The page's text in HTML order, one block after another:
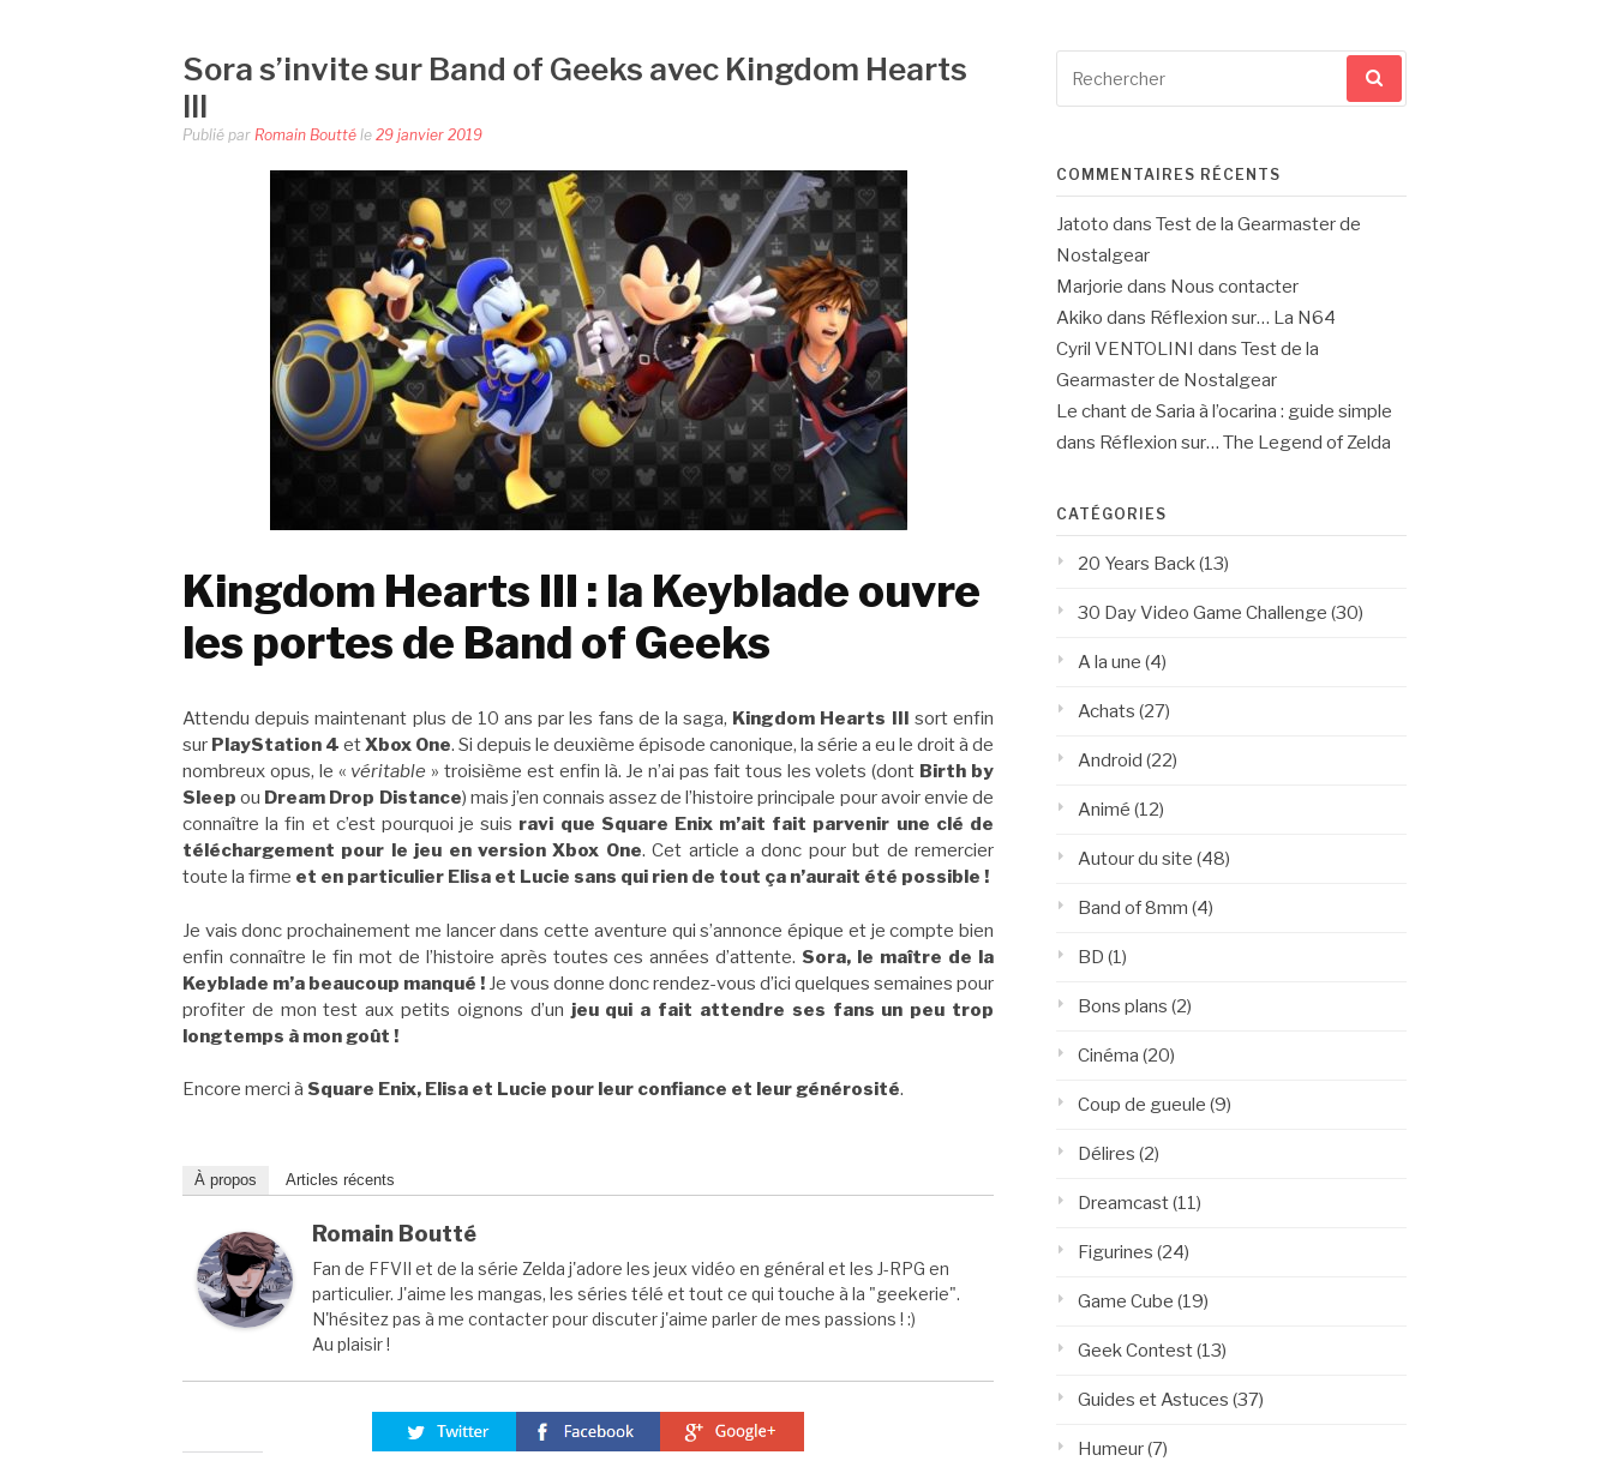
Sora s’invite sur Band of Geeks avec Kingdom Hearts
III
Publié par Romain Boutté le 29 janvier 2019
Kingdom Hearts III : la Keyblade ouvre
les portes de Band of Geeks
Attendu depuis maintenant plus de 10 ans par les fans de la saga, Kingdom Hearts III sort enfin
sur PlayStation 4 etXbox One. Si depuis le deuxième épisode canonique, la série a eu le droit à de
nombreux opus, le « véritable » troisième est enfin là. Je n’ai pas fait tous les volets (dont Birth by
Sleepou Dream Drop Distance) mais j’en connais assez de l’histoire principale pour avoir envie de
connaître la fin et c’est pourquoi je suis ravi que Square Enix m’ait fait parvenir une clé de
téléchargement pour le jeu en version Xbox One. Cet article a donc pour but de remercier
toute la firme et en particulier Elisa et Lucie sans qui rien de tout ça n’aurait été possible !
Je vais donc prochainement me lancer dans cette aventure qui s’annonce épique et je compte bien
enfin connaître le fin mot de l’histoire après toutes ces années d’attente. Sora, le maître de la
Keyblade m’a beaucoup manqué ! Je vous donne donc rendez-vous d’ici quelques semaines pour
profiter de mon test aux petits oignons d’un jeu qui a fait attendre ses fans un peu trop
longtemps à mon goût !
Encore merci à Square Enix, Elisa et Lucie pour leur confiance et leur générosité.
À propos Articles récents
Romain Boutté
Fan de FFVII et de la série Zelda j'adore les jeux vidéo en général et les J-RPG en
particulier. J'aime les mangas, les séries télé et tout ce qui touche à la "geekerie".
N'hésitez pas à me contacter pour discuter j'aime parler de mes passions ! :)
Au plaisir !
pour
COMMENTAIRES RÉCENTS
Jatoto dans Test de la Gearmaster de
Nostalgear
Marjorie dans Nous contacter
Akiko dans Réflexion sur… La N64
Cyril VENTOLINI dans Test de la
Gearmaster de Nostalgear
Le chant de Saria à l’ocarina : guide simple
dans Réflexion sur… The Legend of Zelda
CATÉGORIES
20 Years Back (13)
30 Day Video Game Challenge (30)
A la une (4)
Achats (27)
Android (22)
Animé (12)
Autour du site (48)
Band of 8mm (4)
BD (1)
Bons plans (2)
Cinéma (20)
Coup de gueule (9)
Délires (2)
Dreamcast(11)
Figurines (24)
Game Cube (19)
Geek Contest(13)
Guides et Astuces (37)
Humeur(7)